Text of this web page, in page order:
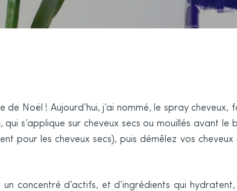
Noël ! Aujourd’hui, j’ai nommé, le spray cheveux,
s’applique sur cheveux secs ou mouillés avant le
pour les cheveux secs), puis démêlez vos
concentré d’actifs, et d’ingrédients qui